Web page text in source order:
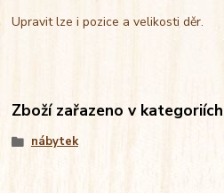
Upravit lze i pozice a velikosti děr.
Zboží zařazeno v kategoriích
nábytek